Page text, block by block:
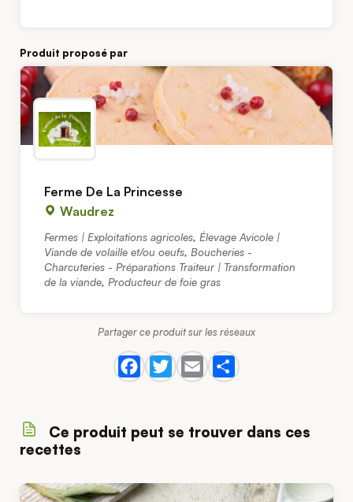
Produit proposé par
Ferme De La Princesse
Waudrez
Fermes | Exploitations agricoles, Élevage Avicole |
Viande de volaille et/ou oeufs, Boucheries -
Charcuteries - Préparations Traiteur | Transformation
de la viande, Producteur de foie gras
Partager ce produit sur les réseaux
Ce produit peut se trouver dans ces
recettes